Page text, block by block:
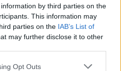
by third parties on the
This information may
parties on the IAB’s List of
may further disclose it to other
Opt Outs
um dos quatro finalistas da